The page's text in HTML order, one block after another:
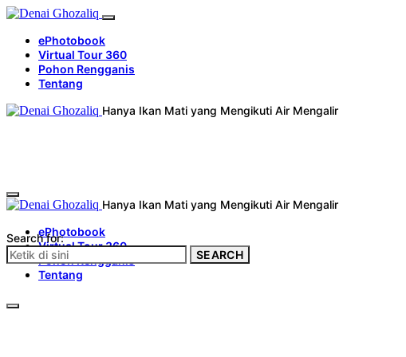
ePhotobook
Virtual Tour 360
Pohon Rengganis
Tentang
Hanya Ikan Mati yang Mengikuti Air Mengalir
Hanya Ikan Mati yang Mengikuti Air Mengalir
ePhotobook
Virtual Tour 360
Pohon Rengganis
Tentang
Search for:
SEARCH